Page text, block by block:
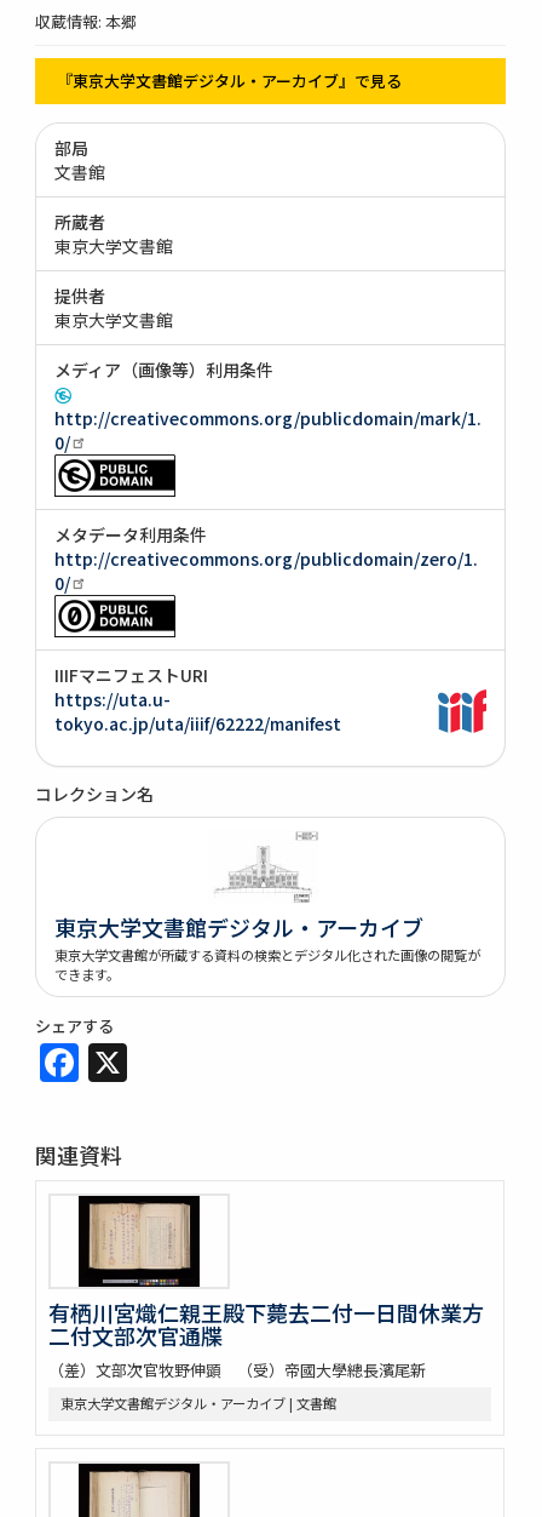
収蔵情報: 本郷
『東京大学文書館デジタル・アーカイブ』で見る
部局
文書館
所蔵者
東京大学文書館
提供者
東京大学文書館
メディア（画像等）利用条件
http://creativecommons.org/publicdomain/mark/1.
0/
メタデータ利用条件
http://creativecommons.org/publicdomain/zero/1.
0/
IIIFマニフェストURI
https://uta.u-
tokyo.ac.jp/uta/iiif/62222/manifest
コレクション名
東京大学文書館デジタル・アーカイブ
東京大学文書館が所蔵する資料の検索とデジタル化された画像の閲覧が
できます。
シェアする
Facebook
関連資料
有栖川宮熾仁親王殿下薨去二付一日間休業方
二付文部次官通牒
（差）文部次官牧野伸顕 （受）帝國大學總長濱尾新
東京大学文書館デジタル・アーカイブ | 文書館